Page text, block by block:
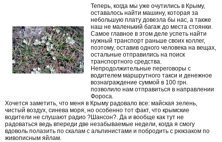
Теперь, когда мы уже очутились в Крыму,
оставалось найти машину, которая за
небольшую плату довезла бы нас, а также
наш не маленький багаж до места стоянки.
Самое главное в этом деле успеть найти
нужный транспорт раньше своих коллег,
поэтому, оставив одного человека на вещах,
остальные отправились на поиск
транспортного средства.
Непродолжительные переговоры с
водителем маршрутного такси и денежное
вознаграждение суммой в 100 грн.
позволило нам отправиться в направлении
Фороса.
Хочется заметить, что меня в Крыму радовало все: майская зелень,
чистый воздух, синева моря, но особенно тот факт, что крымские
водители не слушают радио ?Шансон?. Да и вообще как тут не
радоваться ведь впереди две незабываемые недели, когда я смогу
вдоволь полазить по скалам с альпинистами и побродить с рюкзаком по
живописным яйлам.